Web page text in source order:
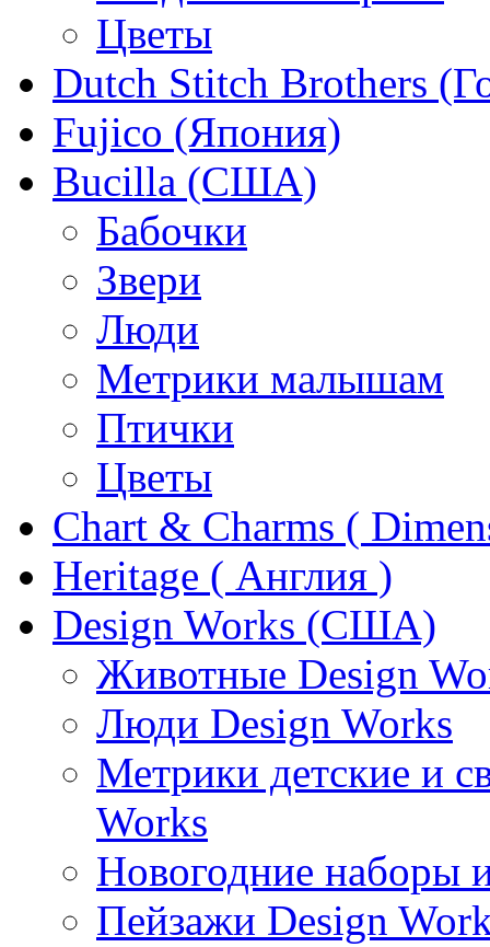
Цветы
Dutch Stitch Brothers
Fujico (Япония)
Bucilla (США)
Бабочки
Звери
Люди
Метрики малышам
Птички
Цветы
Chart & Charms (
Heritage ( Англия )
Design Works (США)
Животные Design
Люди Design Works
Метрики детские и
Works
Новогодние наборы
Пейзажи Design